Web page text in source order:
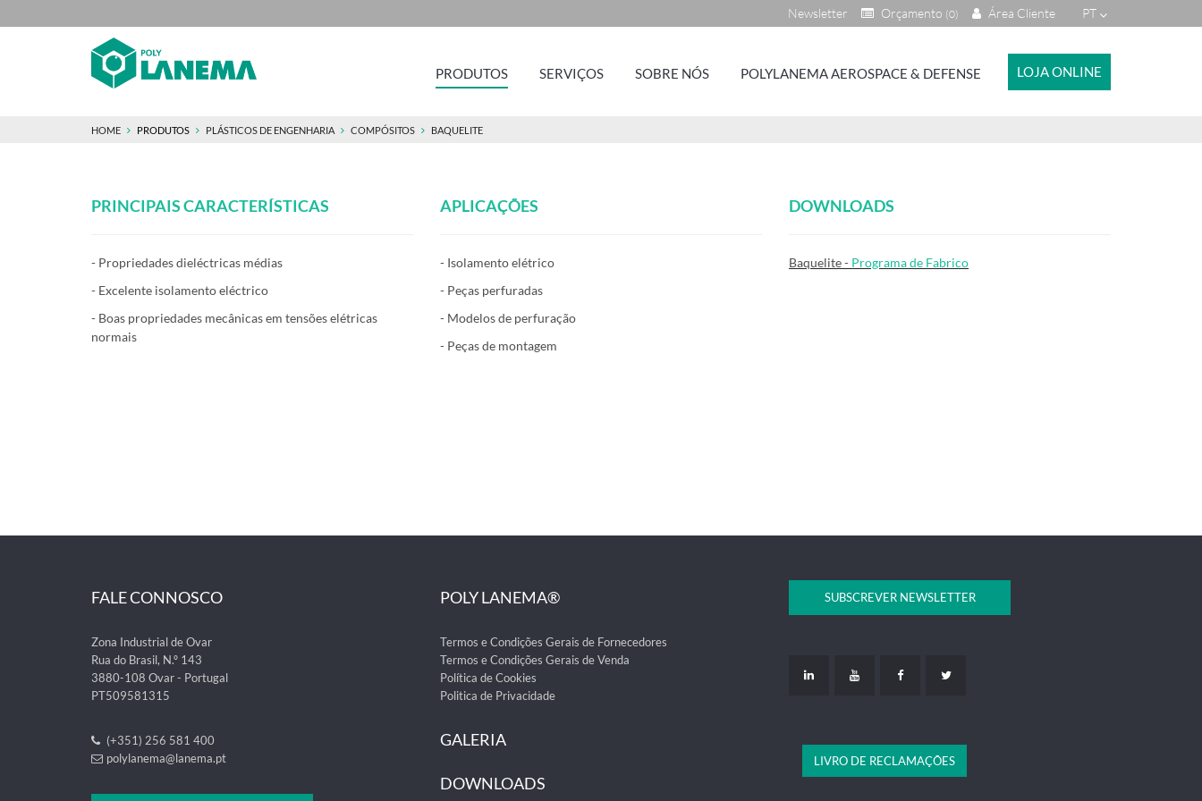
PT
Área Cliente
Orçamento (0)
Newsletter
PRODUTOS SERVIÇOS SOBRE NÓS POLYLANEMA AEROSPACE & DEFENSE LOJA ONLINE
HOME PRODUTOS PLÁSTICOS DE ENGENHARIA COMPÓSITOS BAQUELITE
PRINCIPAIS CARACTERÍSTICAS
- Propriedades dieléctricas médias
- Excelente isolamento eléctrico
- Boas propriedades mecânicas em tensões elétricas
normais
APLICAÇÕES
- Isolamento elétrico
- Peças perfuradas
- Modelos de perfuração
- Peças de montagem
DOWNLOADS
Baquelite - Programa de Fabrico
FALE CONNOSCO
Zona Industrial de Ovar
Rua do Brasil, N.º 143
3880-108 Ovar - Portugal
PT509581315
(+351) 256 581 400
polylanema@lanema.pt
POLY LANEMA®
Termos e Condições Gerais de Fornecedores
Termos e Condições Gerais de Venda
Política de Cookies
Politica de Privacidade
GALERIA
DOWNLOADS
SUBSCREVER NEWSLETTER
LIVRO DE RECLAMAÇÕES